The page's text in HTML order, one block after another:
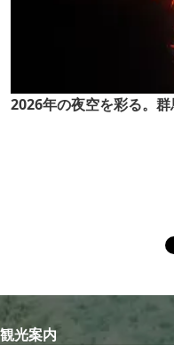
2026年の夜空を彩る。
観光案内